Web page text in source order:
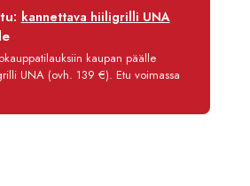
12 kk
3,90 €/kk
87,70 €
kannettava hiiligrilli UNA
kaupan päälle
UNA (ovh. 139 €). Etu voimassa